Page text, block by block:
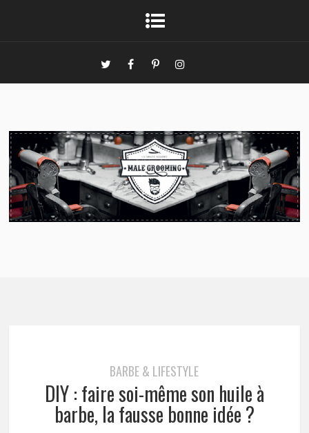
BARBE & LIFESTYLE
DIY : faire soi-même son huile à
barbe, la fausse bonne idée ?